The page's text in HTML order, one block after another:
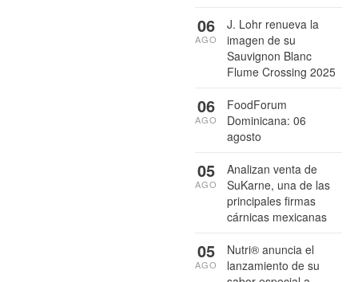
J. Lohr renueva la
imagen de su
Sauvignon Blanc
Flume Crossing 2025
06
AGO
FoodForum
Dominicana: 06
agosto
06
AGO
Analizan venta de
SuKarne, una de las
principales firmas
cárnicas mexicanas
05
AGO
Nutri® anuncia el
lanzamiento de su
05
AGO